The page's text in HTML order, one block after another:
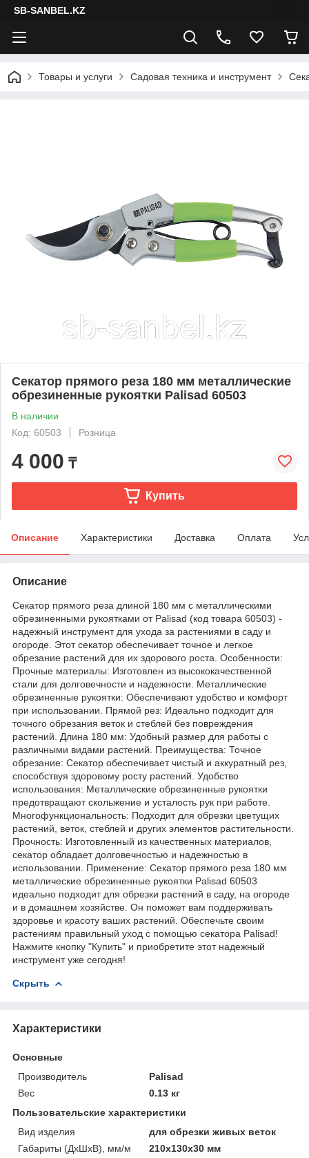
SB-SANBEL.KZ
Товары и услуги Садовая техника и инструмент
Секатор прямого реза 180 мм металлические
обрезиненные рукоятки Palisad 60503
В наличии
Код: 60503
Розница
4 000 ₸
Купить
Описание Характеристики Доставка Оплата
Описание
Секатор прямого реза длиной 180 мм с металлическими
обрезиненными рукоятками от Palisad (код товара 60503) -
надежный инструмент для ухода за растениями в саду и
огороде. Этот секатор обеспечивает точное и легкое
обрезание растений для их здорового роста. Особенности:
Прочные материалы: Изготовлен из высококачественной
стали для долговечности и надежности. Металлические
обрезиненные рукоятки: Обеспечивают удобство и комфорт
при использовании. Прямой рез: Идеально подходит для
точного обрезания веток и стеблей без повреждения
растений. Длина 180 мм: Удобный размер для работы с
различными видами растений. Преимущества: Точное
обрезание: Секатор обеспечивает чистый и аккуратный рез,
способствуя здоровому росту растений. Удобство
использования: Металлические обрезиненные рукоятки
предотвращают скольжение и усталость рук при работе.
Многофункциональность: Подходит для обрезки цветущих
растений, веток, стеблей и других элементов растительности.
Прочность: Изготовленный из качественных материалов,
секатор обладает долговечностью и надежностью в
использовании. Применение: Секатор прямого реза 180 мм
металлические обрезиненные рукоятки Palisad 60503
идеально подходит для обрезки растений в саду, на огороде
и в домашнем хозяйстве. Он поможет вам поддерживать
здоровье и красоту ваших растений. Обеспечьте своим
растениям правильный уход с помощью секатора Palisad!
Нажмите кнопку "Купить" и приобретите этот надежный
инструмент уже сегодня!
Скрыть
Характеристики
Основные
Производитель
Palisad
Вес
0.13 кг
Пользовательские характеристики
Вид изделия
для обрезки живых веток
Габариты (ДхШхВ), мм/м
210x130x30 мм